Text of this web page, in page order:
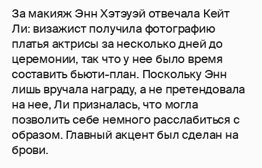
За макияж Энн Хэтэуэй отвечала Кейт
Ли: визажист получила фотографию
платья актрисы за несколько дней до
церемонии, так что у нее было время
составить бьюти-план. Поскольку Энн
лишь вручала награду, а не претендовала
на нее, Ли призналась, что могла
позволить себе немного расслабиться с
образом. Главный акцент был сделан на
брови.